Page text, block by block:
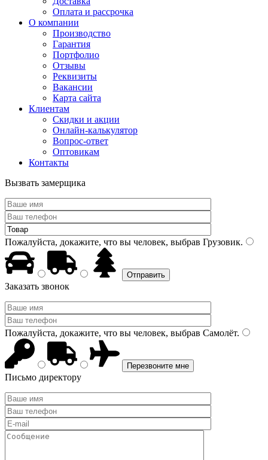
Оплата и рассрочка
О компании
Производство
Гарантия
Портфолио
Отзывы
Реквизиты
Вакансии
Карта сайта
Клиентам
Скидки и акции
Онлайн-калькулятор
Вопрос-ответ
Оптовикам
Контакты
Вызвать замерщика
Пожалуйста, докажите, что вы человек, выбрав Грузовик.
Заказать звонок
Пожалуйста, докажите, что вы человек, выбрав Самолёт.
Письмо директору